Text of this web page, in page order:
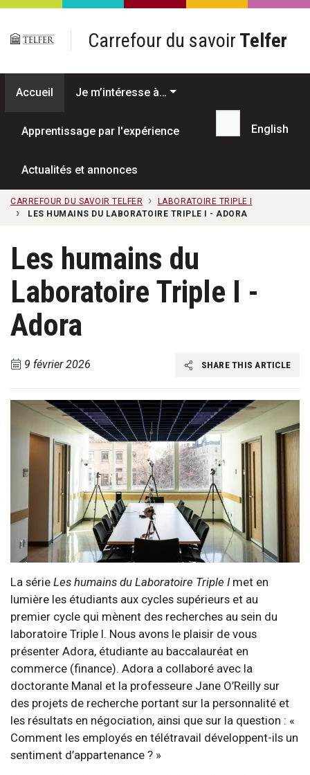
Passer au contenu principal
Carrefour du savoir Telfer
Accueil Je m’intéresse à…
Apprentissage par l'expérience
Actualités et annonces
Recherche...
English
CARREFOUR DU SAVOIR TELFER
LABORATOIRE TRIPLE I
LES HUMAINS DU LABORATOIRE TRIPLE I - ADORA
Les humains du
Laboratoire Triple I -
Adora
9 février 2026 SHARE THIS ARTICLE
La série Les humains du Laboratoire Triple Imet en
lumière les étudiants aux cycles supérieurs et au
premier cycle qui mènent des recherches au sein du
laboratoire Triple I. Nous avons le plaisir de vous
présenter Adora, étudiante au baccalauréat en
commerce (finance). Adora a collaboré avec la
doctorante Manal et la professeure Jane O’Reilly sur
des projets de recherche portant sur la personnalité et
les résultats en négociation, ainsi que sur la question : «
Comment les employés en télétravail développent-ils un
sentiment d’appartenance ? »